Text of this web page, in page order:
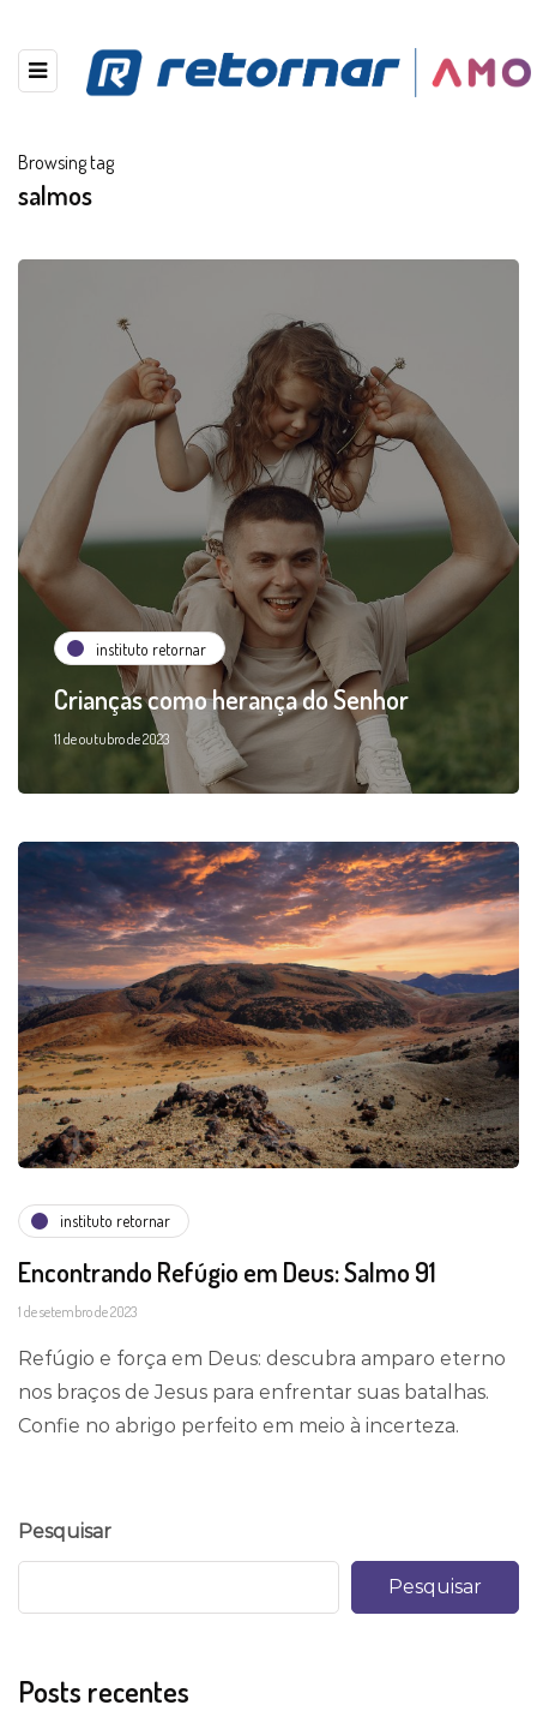
Browsing tag
salmos
instituto retornar
Crianças como herança do Senhor
11 de outubro de 2023
instituto retornar
Encontrando Refúgio em Deus: Salmo 91
1 de setembro de 2023
Refúgio e força em Deus: descubra amparo eterno
nos braços de Jesus para enfrentar suas batalhas.
Confie no abrigo perfeito em meio à incerteza.
Pesquisar
Pesquisar
Posts recentes